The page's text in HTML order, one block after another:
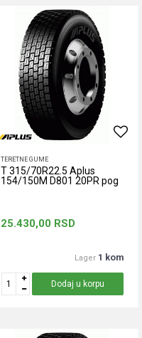
TERETNE GUME
T 315/70R22.5 Aplus
154/150M D801 20PR pog
25.430,00 RSD
Lager 1 kom
Dodaj u korpu